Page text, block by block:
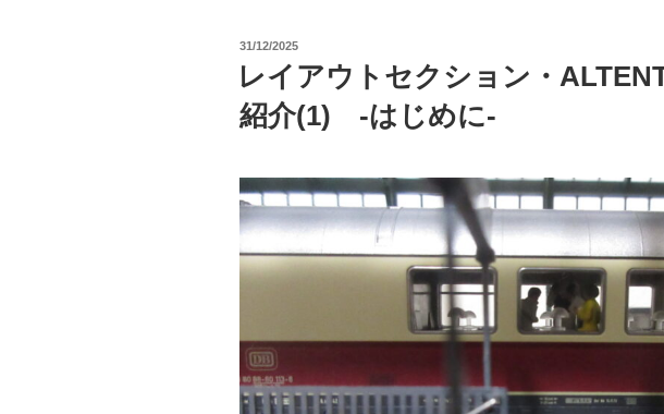
投
日:
31/12/2025
レイアウトセクション・
紹介(1) -はじめに-